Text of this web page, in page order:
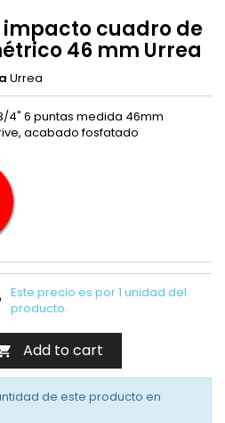
impacto cuadro de
46 mm Urrea
Urrea
6 puntas medida 46mm
acabado fosfatado
Este precio es por 1 unidad del
producto.
Add to cart
de este producto en